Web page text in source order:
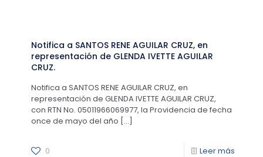
Notifica a SANTOS RENE AGUILAR CRUZ, en
representación de GLENDA IVETTE AGUILAR
CRUZ.
Notifica a SANTOS RENE AGUILAR CRUZ, en
representación de GLENDA IVETTE AGUILAR CRUZ,
con RTN No. 05011966069977, la Providencia de fecha
once de mayo del año […]
0 Leer más